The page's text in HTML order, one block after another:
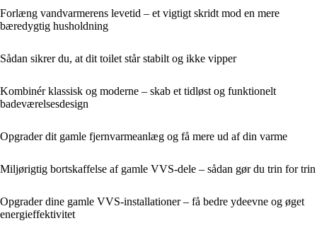
Forlæng vandvarmerens levetid – et vigtigt skridt mod en mere
bæredygtig husholdning
Sådan sikrer du, at dit toilet står stabilt og ikke vipper
Kombinér klassisk og moderne – skab et tidløst og funktionelt
badeværelsesdesign
Opgrader dit gamle fjernvarmeanlæg og få mere ud af din varme
Miljørigtig bortskaffelse af gamle VVS-dele – sådan gør du trin for trin
Opgrader dine gamle VVS-installationer – få bedre ydeevne og øget
energieffektivitet